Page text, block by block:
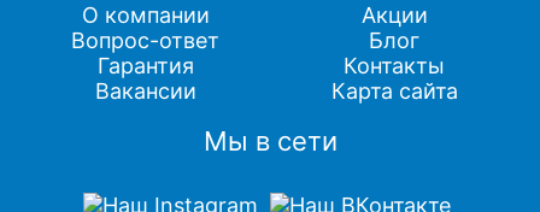
О компании
Вопрос-ответ
Гарантия
Вакансии
Акции
Блог
Контакты
Карта сайта
Мы в сети